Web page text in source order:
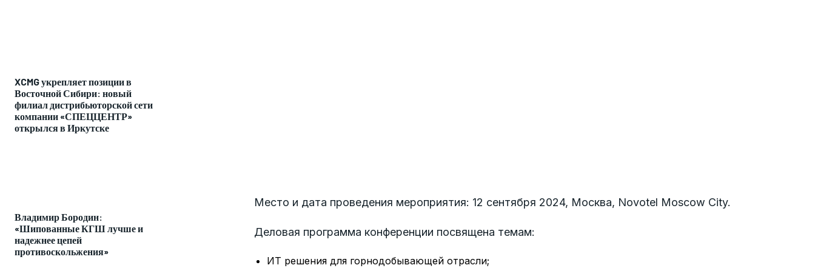
XCMG укрепляет позиции в
Восточной Сибири: новый
филиал дистрибьюторской сети
компании «СПЕЦЦЕНТР»
открылся в Иркутске
Владимир Бородин:
«Шипованные КГШ лучше и
надежнее цепей
противоскольжения»
Место и дата проведения мероприятия: 12 сентября 2024, Москва, Novotel Moscow City.
Деловая программа конференции посвящена темам:
ИТ решения для горнодобывающей отрасли;